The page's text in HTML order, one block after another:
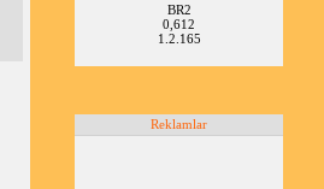
BR2
0,612
1.2.165
Reklamlar